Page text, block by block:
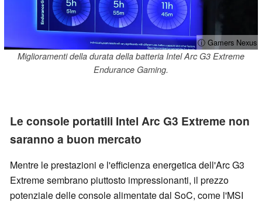
ⓘ Gamers Nexus
Miglioramenti della durata della batteria Intel Arc G3 Extreme
Endurance Gaming.
Le console portatili Intel Arc G3 Extreme non
saranno a buon mercato
Mentre le prestazioni e l'efficienza energetica dell'Arc G3
Extreme sembrano piuttosto impressionanti, il prezzo
potenziale delle console alimentate dal SoC, come l'MSI